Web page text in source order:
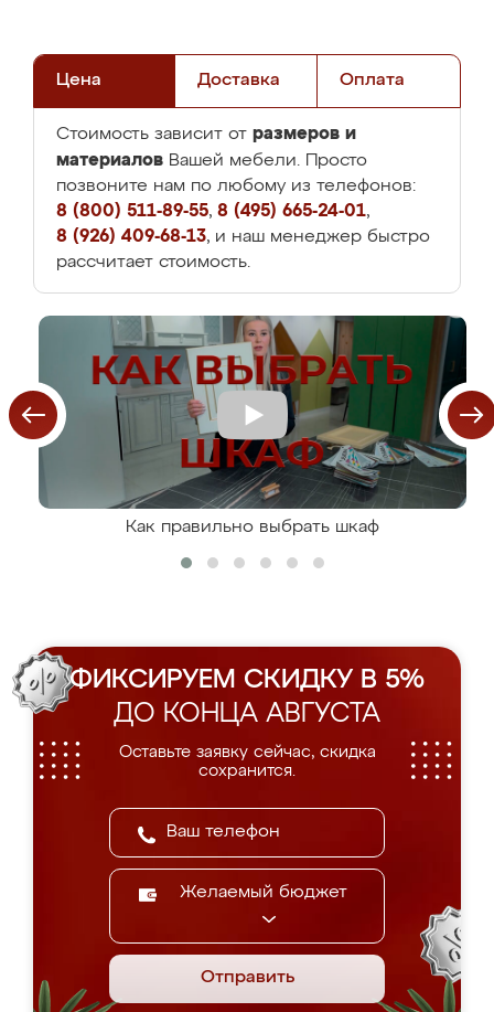
Цена Доставка Оплата
Стоимость зависит от размеров и
материалов Вашей мебели. Просто
позвоните нам по любому из телефонов:
8 (800) 511-89-55, 8 (495) 665-24-01,
8 (926) 409-68-13, и наш менеджер быстро
рассчитает стоимость.
Как правильно выбрать шкаф
ФИКСИРУЕМ СКИДКУ В 5%
ДО КОНЦА АВГУСТА
Оставьте заявку сейчас, скидка
сохранится.
Желаемый бюджет
Отправить